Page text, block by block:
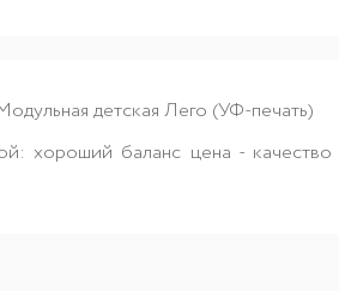
детская Лего (УФ-печать)
хороший баланс цена -